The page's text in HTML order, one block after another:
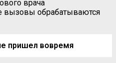
врача
вызовы обрабатываются
пришел вовремя